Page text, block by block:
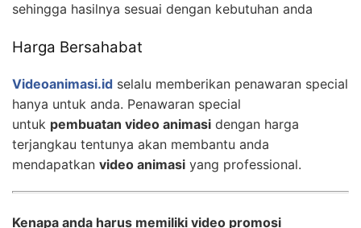
sehingga hasilnya sesuai dengan kebutuhan anda
Harga Bersahabat
Videoanimasi.id selalu memberikan penawaran special
hanya untuk anda. Penawaran special
untuk pembuatan video animasi dengan harga
terjangkau tentunya akan membantu anda
mendapatkan video animasi yang professional.
Kenapa anda harus memiliki video promosi